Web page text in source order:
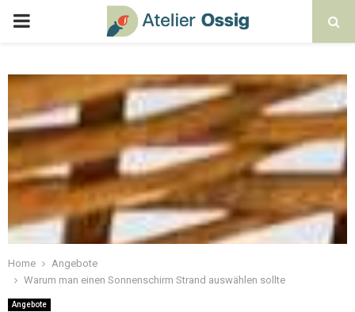
Home
Angebote
Warum man einen Sonnenschirm Strand auswählen sollte
Angebote